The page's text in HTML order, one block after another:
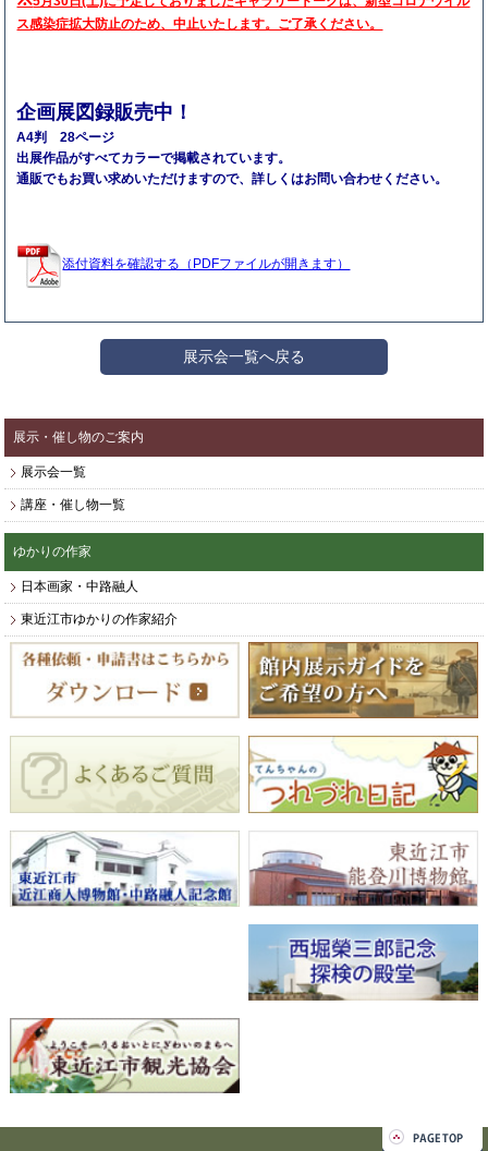
ス感染症拡大防止のため、中止いたします。ご了承ください。
企画展図録販売中！
A4判 28ページ
出展作品がすべてカラーで掲載されています。
通販でもお買い求めいただけますので、詳しくはお問い合わせください。
添付資料を確認する（PDFファイルが開きます）
展示会一覧へ戻る
展示・催し物のご案内
展示会一覧
講座・催し物一覧
ゆかりの作家
日本画家・中路融人
東近江市ゆかりの作家紹介